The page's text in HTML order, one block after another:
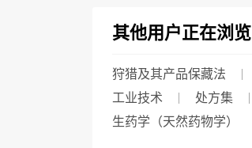
其他用户正在浏览
狩猎及其产品保藏法
工业技术
处方集
生药学（天然药物学）